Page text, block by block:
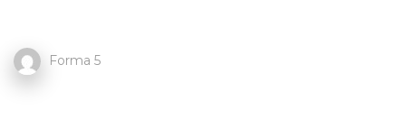
Forma 5